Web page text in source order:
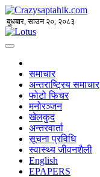
बुधबार, साउन २०, २०८३
समाचार
अन्तराष्ट्रिय समाचार
फोटो फिचर
मनोरञ्जन
खेलकुद
अन्तरवार्ता
सूचना प्रविधि
स्वास्थ्य जीवनशैली
English
EPAPERS